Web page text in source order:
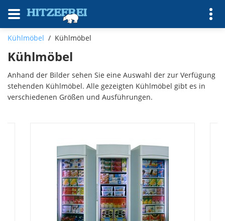
Kühlmöbel / Kühlmöbel
Kühlmöbel
Anhand der Bilder sehen Sie eine Auswahl der zur Verfügung
stehenden Kühlmöbel. Alle gezeigten Kühlmöbel gibt es in
verschiedenen Größen und Ausführungen.